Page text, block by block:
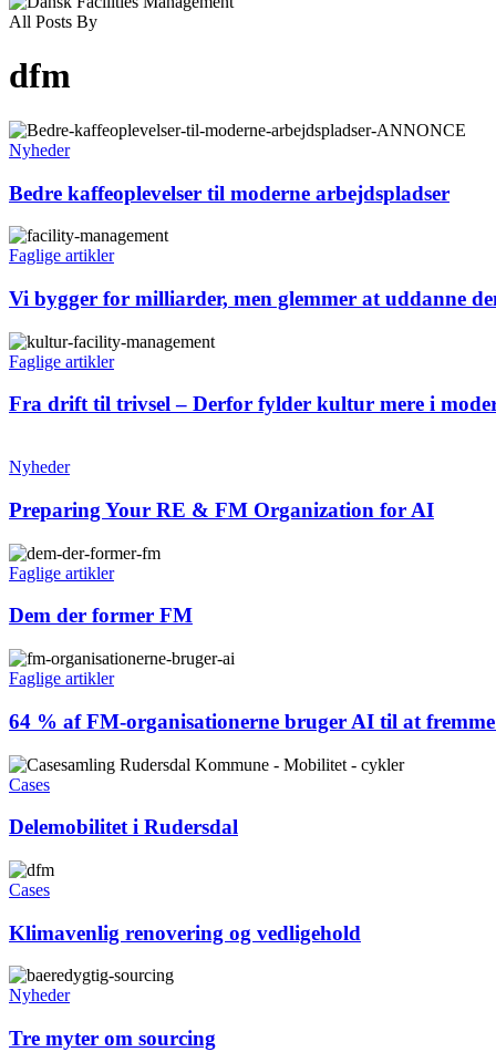
All Posts By
dfm
Nyheder
Bedre kaffeoplevelser til moderne arbejdspladser
Faglige artikler
Vi bygger for milliarder, men glemmer at uddanne
Faglige artikler
Fra drift til trivsel – Derfor fylder kultur mere i
Nyheder
Preparing Your RE & FM Organization for AI
Faglige artikler
Dem der former FM
Faglige artikler
64 % af FM-organisationerne bruger AI til at
Cases
Delemobilitet i Rudersdal
Cases
Klimavenlig renovering og vedligehold
Nyheder
Tre myter om sourcing